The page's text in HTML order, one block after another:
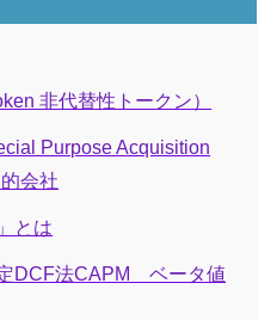
非代替性トークン）
Purpose Acquisition
会社
とは
定DCF法CAPM ベータ値